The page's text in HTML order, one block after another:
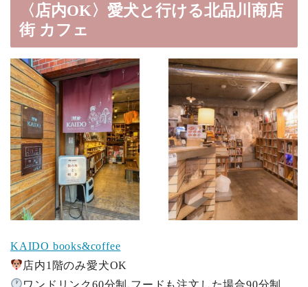
〈店内OK〉愛犬と行ける北品川商店
街 カフェ
KAIDO books&coffee
店内1階のみ愛犬OK
ワンドリンク60分制,フードも注文した場合90分制